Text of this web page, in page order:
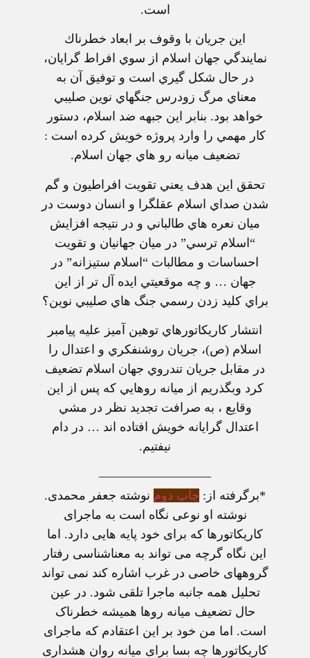
است.
اين جريان با وقوف بر ابعاد خطرناك
نمايندگي جهان اسلام از سوي افراط گرايان،
در حال شكل گيري است و توفيق آن به
معناي مرگ زودرس جنگهاي نوين صليبي
خواهد بود. بنابر اين جبهه ضد اسلام، دستور
كار مهمي را وارد پروژه خويش كرده است :
تضعيف ميانه رو هاي جهان اسلام.
تحقق اين هدف يعني تقويت افراطيون و گم
شدن صداي اسلام عقلگرا و انسان دوست در
ميان نعره هاي طالباني و در نتيجه افزايش
“اسلام ترسي” در ميان جهانيان و تقويت
احساسات و مطالبات “اسلام ستيزانه” در
جهان … و چه موقعيتي ايده آل تر از اين
براي كليد زدن رسمي جنگ هاي صليبي نوين؟
انتشار كاريكاتورهاي توهين آميز عليه پيامبر
اسلام (ص)، جريان روشنفكري و اعتدال را
در مقابل جريان تندروي جهان اسلام تضعيف
كرد وبگذريم از ميانه روهايي كه پس از اين
وقايع ، به صرافت تجديد نظر در مشي
اعتدال گرايانه خويش افتاده اند … در دام
نيفتيم.
—————————
*برگرفته از: چاپ دوم نوشته جعفر محمدی.
نوشته او نوعی نگاه است به ماجرای
کاريکاتورها که برای خود پايه هايی دارد. اما
اين نگاه گرچه می تواند به معناشناسی رفتار
گروههای خاصی در غرب اشاره کند نمی تواند
تحليل همه جانبه ماجرا تلقی شود. در عين
حال تضعيف ميانه روها هميشه خطرناک
است. اما من خود بر اين اعتقادم که ماجرای
کاريکاتورها چه بسا برای ميانه روان هشداری